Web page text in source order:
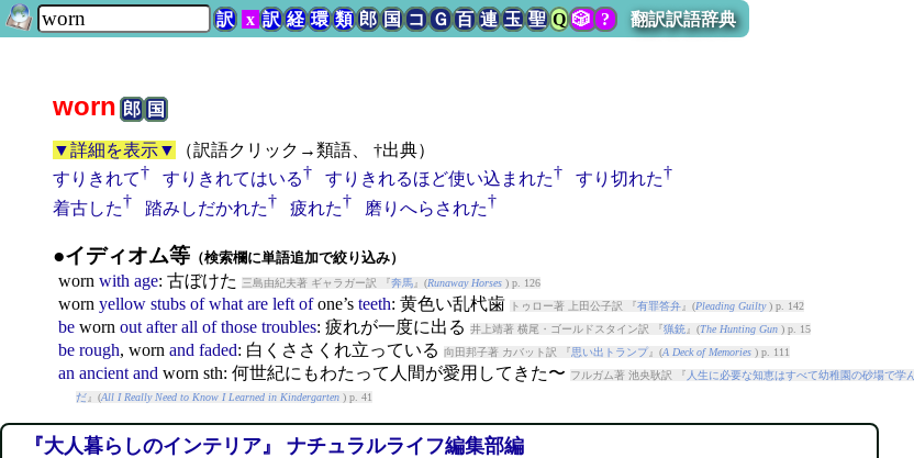
訳 x 訳 経 環 類 郎 国 コ Ｇ 百 連 玉 聖 Q 🎲? 翻訳訳語辞典
worn郎 国
▼詳細を表示▼ （訳語クリック→類語、 †出典）
すりきれて† すりきれてはいる† すりきれるほど使い込まれた† すり切れた†
着古した† 踏みしだかれた† 疲れた† 磨りへらされた†
●イディオム等 （検索欄に単語追加で絞り込み）
worn with age: 古ぼけた 三島由紀夫著 ギャラガー訳 『奔馬』(Runaway Horses) p. 126
worn yellow stubs of what are left ofone’s teeth: 黄色い乱杙歯 トゥロー著 上田公子訳 『有罪答弁』(Pleading Guilty) p. 142
be worn out after all of those troubles: 疲れが一度に出る 井上靖著 横尾・ゴールドスタイン訳 『猟銃 』(The Hunting Gun) p. 15
be rough, worn and faded: 白くささくれ立っている 向田邦子著 カバット訳 『思い出トランプ』(A Deck of Memories) p. 111
an ancient and worn sth: 何世紀にもわたって人間が愛用してきた〜 フルガム著 池央耿訳 『 人生に必要な知恵はすべて幼稚園の砂場で学ん
だ』(All I Really Need to Know I Learned in Kindergarten) p. 41
『大人暮らしのインテリア』 ナチュラルライフ編集部編